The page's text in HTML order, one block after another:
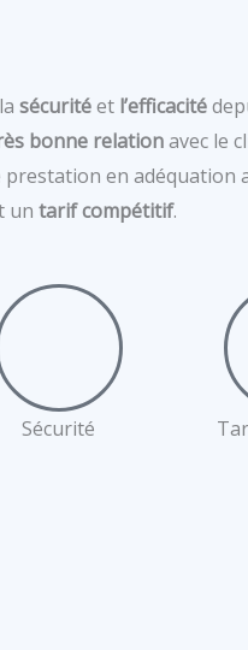
la sécuritéet l’efficacité
bonne relationavec le
en adéquation
un tarif compétitif.
Sécurité